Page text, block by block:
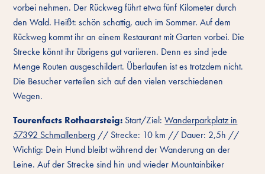
vorbei nehmen. Der Rückweg führt etwa fünf Kilometer durch
den Wald. Heißt: schön schattig, auch im Sommer. Auf dem
Rückweg kommt ihr an einem Restaurant mit Garten vorbei. Die
Strecke könnt ihr übrigens gut variieren. Denn es sind jede
Menge Routen ausgeschildert. Überlaufen ist es trotzdem nicht.
Die Besucher verteilen sich auf den vielen verschiedenen
Wegen.
Tourenfacts Rothaarsteig: Start/Ziel:Wanderparkplatz in
57392 Schmallenberg // Strecke: 10 km // Dauer: 2,5h //
Wichtig: Dein Hund bleibt während der Wanderung an der
Leine. Auf der Strecke sind hin und wieder Mountainbiker